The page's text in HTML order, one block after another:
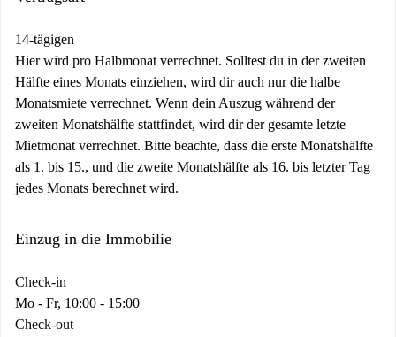
14-tägigen
Hier wird pro Halbmonat verrechnet. Solltest du in der zweiten
Hälfte eines Monats einziehen, wird dir auch nur die halbe
Monatsmiete verrechnet. Wenn dein Auszug während der
zweiten Monatshälfte stattfindet, wird dir der gesamte letzte
Mietmonat verrechnet. Bitte beachte, dass die erste Monatshälfte
als 1. bis 15., und die zweite Monatshälfte als 16. bis letzter Tag
jedes Monats berechnet wird.
Einzug in die Immobilie
Check-in
Mo - Fr, 10:00 - 15:00
Check-out